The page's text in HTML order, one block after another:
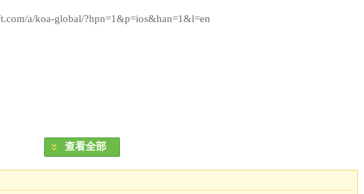
a/koa-global/?hpn=1&p=ios&han=1&l=en
nenglianghe/cn/
游戏中部分道具收费。如果您不想使用此部分功能，请在您的设备中关闭游
查看全部